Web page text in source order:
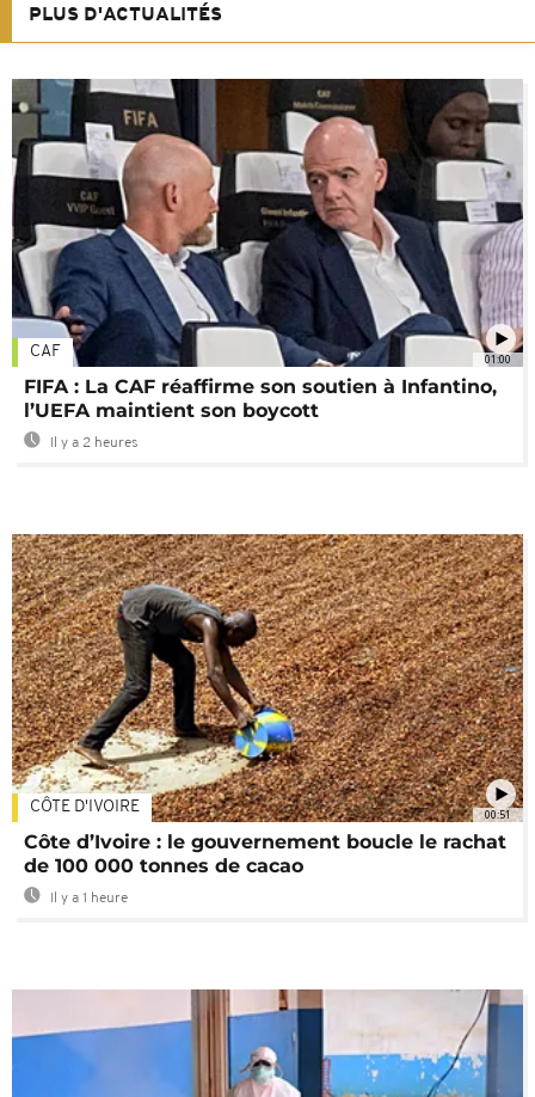
PLUS D'ACTUALITÉS
01:00
CAF
FIFA : La CAF réaffirme son soutien à Infantino,
l’UEFA maintient son boycott
Il y a 2 heures
00:51
CÔTE D'IVOIRE
Côte d’Ivoire : le gouvernement boucle le rachat
de 100 000 tonnes de cacao
Il y a 1 heure